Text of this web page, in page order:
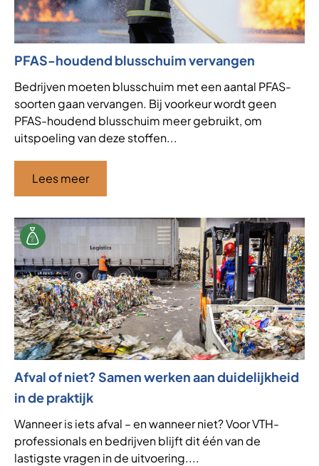
PFAS-houdend blusschuim vervangen
Bedrijven moeten blusschuim met een aantal PFAS-
soorten gaan vervangen. Bij voorkeur wordt geen
PFAS-houdend blusschuim meer gebruikt, om
uitspoeling van deze stoffen...
Lees meer
Afval of niet? Samen werken aan duidelijkheid
in de praktijk
Wanneer is iets afval – en wanneer niet? Voor VTH-
professionals en bedrijven blijft dit één van de
lastigste vragen in de uitvoering....